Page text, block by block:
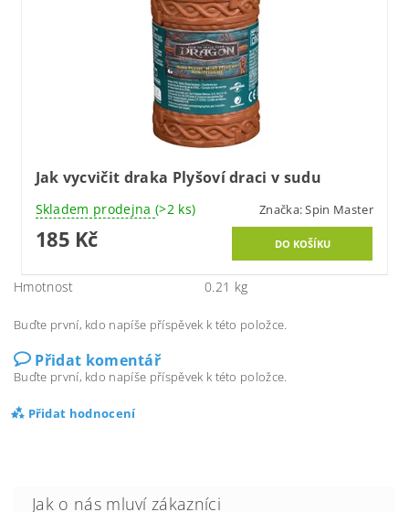
Jak vycvičit draka Plyšoví draci v sudu
Skladem prodejna (>2 ks) Značka:Spin Master
185 Kč
Hmotnost 0.21 kg
Buďte první, kdo napíše příspěvek k této položce.
Přidat komentář
Buďte první, kdo napíše příspěvek k této položce.
Přidat hodnocení